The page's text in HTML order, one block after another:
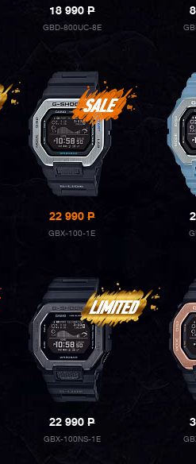
18 990P
GBD-800UC-8E
22 990P
GBX-100-1E
22 990P
GBX-100NS-1E